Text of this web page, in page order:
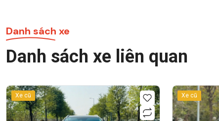
Danh sách xe
Danh sách xe liên quan
Xe cũ Xe cũ